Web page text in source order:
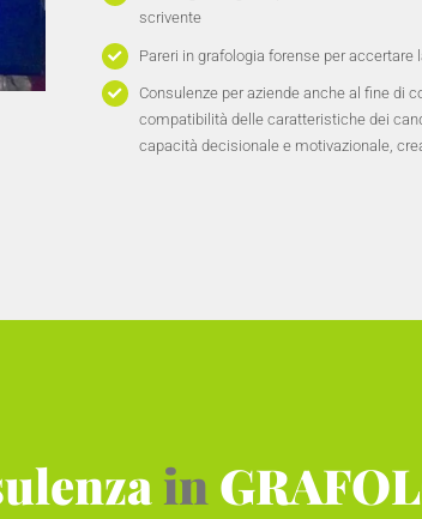
scrivente
Pareri in grafologia forense per
Consulenze per aziende anche al fine di
compatibilità delle caratteristiche dei
capacità decisionale e motivazionale,
in